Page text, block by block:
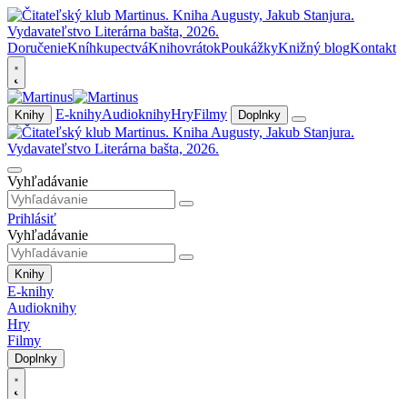
DoručenieKníhkupectváKnihovrátokPoukážkyKnižný blogKontakt
Knihy E-knihyAudioknihyHryFilmy Doplnky
Vyhľadávanie
Prihlásiť
Vyhľadávanie
Knihy
E-knihy
Audioknihy
Hry
Filmy
Doplnky